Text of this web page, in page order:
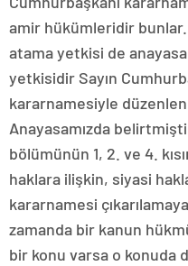
amir hükümleridir
atama yetkisi de
yetkisidir Sayın
kararnamesiyle
Anayasamızda
bölümünün 1, 2. ve 4.
haklara ilişkin, siyasi
kararnamesi
zamanda bir kanun
bir konu varsa o konuda